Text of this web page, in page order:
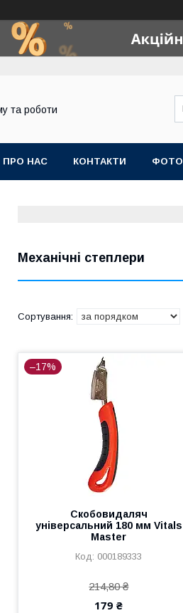
та роботи
ПРО НАС КОНТАКТИ ФОТО
Механічні степлери
–17%
Скобовидаляч
універсальний 180 мм Vitals
Master
000189333
214,80 ₴
179 ₴